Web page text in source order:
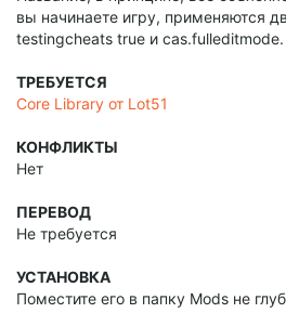
вы начинаете игру, применяются
testingcheats true и cas.fulleditmode.
ТРЕБУЕТСЯ
Core Library от Lot51
КОНФЛИКТЫ
Нет
ПЕРЕВОД
Не требуется
УСТАНОВКА
Поместите его в папку Mods не